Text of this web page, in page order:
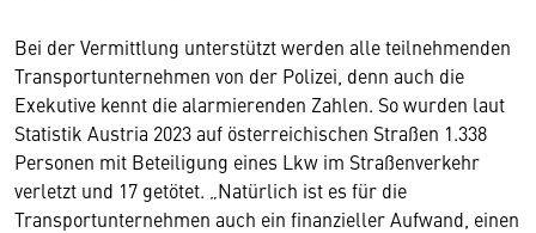
Bei der Vermittlung unterstützt werden alle teilnehmenden
Transportunternehmen von der Polizei, denn auch die
Exekutive kennt die alarmierenden Zahlen. So wurden laut
Statistik Austria 2023 auf österreichischen Straßen 1.338
Personen mit Beteiligung eines Lkw im Straßenverkehr
verletzt und 17 getötet. „Natürlich ist es für die
Transportunternehmen auch ein finanzieller Aufwand, einen